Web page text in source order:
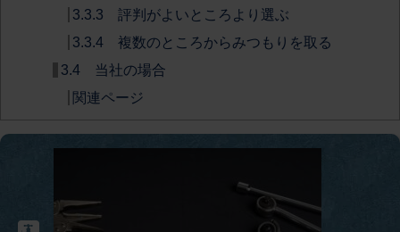
3.3.3 評判がよいところより選ぶ
3.3.4 複数のところからみつもりを取る
3.4 当社の場合
関連ページ